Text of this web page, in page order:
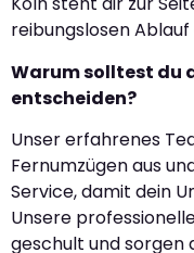
reibungslosen
Warum solltest du
entscheiden?
Unser erfahrenes
Fernumzügen aus
Service, damit dein
Unsere
geschult und sorgen